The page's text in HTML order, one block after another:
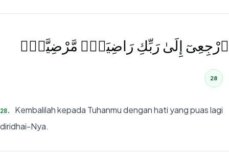
ٱرْجِعِىٓ إِلَىٰ رَبِّكِ رَاضِيَةًۭ مَّرْضِيَّةًۭ
28
28.
Kembalilah kepada Tuhanmu dengan hati yang puas lagi
diridhai-Nya.